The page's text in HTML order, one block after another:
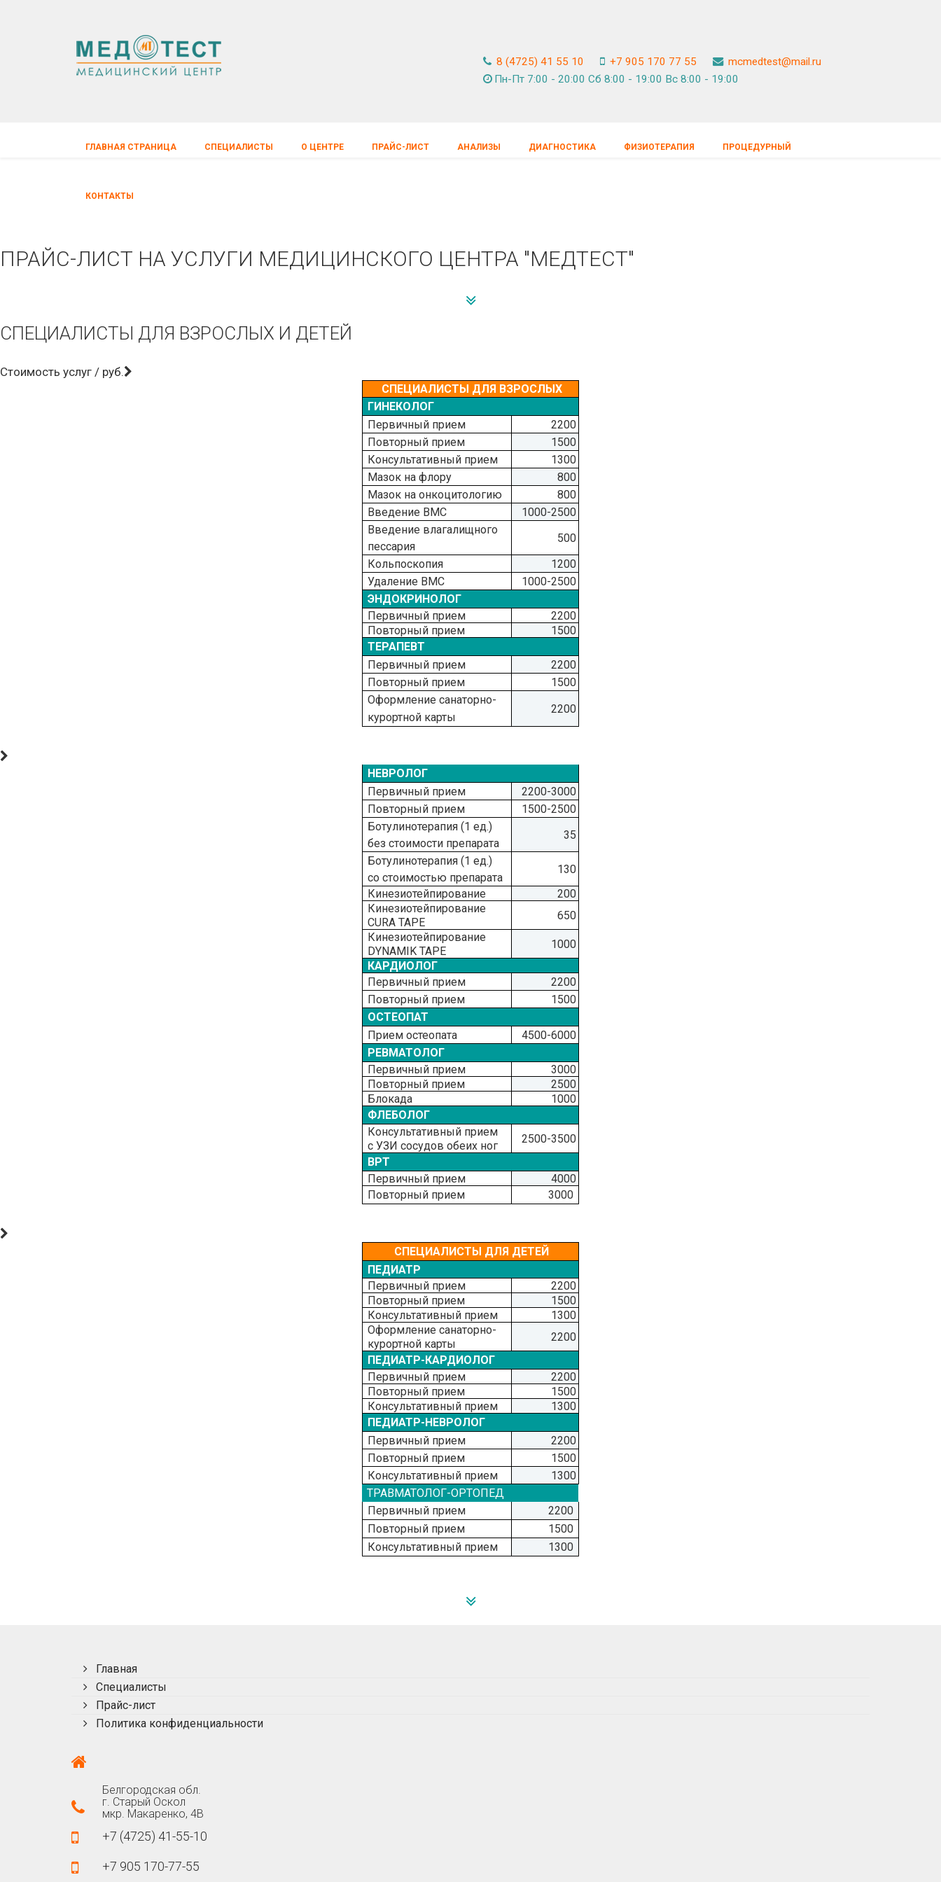
8 (4725) 41 55 10 +7 905 170 77 55
mcmedtest@mail.ru
Пн-Пт 7:00 - 20:00 Cб 8:00 - 19:00 Вс 8:00 - 19:00
ГЛАВНАЯ СТРАНИЦА СПЕЦИАЛИСТЫ О ЦЕНТРЕ ПРАЙС-ЛИСТ АНАЛИЗЫ ДИАГНОСТИКА ФИЗИОТЕРАПИЯ ПРОЦЕДУРНЫЙ
КОНТАКТЫ
ПРАЙС-ЛИСТ НА УСЛУГИ МЕДИЦИНСКОГО ЦЕНТРА "МЕДТЕСТ"
СПЕЦИАЛИСТЫ ДЛЯ ВЗРОСЛЫХ И ДЕТЕЙ
Cтоимость услуг / руб.
СПЕЦИАЛИСТЫ ДЛЯ ВЗРОСЛЫХ
ГИНЕКОЛОГ
Первичный прием
2200
Повторный прием
1500
Консультативный прием
1300
Мазок на флору
800
Мазок на онкоцитологию
800
Введение ВМС
1000-2500
Введение влагалищного
пессария
500
Кольпоскопия
1200
Удаление ВМС
1000-2500
ЭНДОКРИНОЛОГ
Первичный прием
2200
Повторный прием
1500
ТЕРАПЕВТ
Первичный прием
2200
Повторный прием
1500
Оформление санаторно-
курортной карты
2200
НЕВРОЛОГ
Первичный прием
2200-3000
Повторный прием
1500-2500
Ботулинотерапия (1 ед.)
без стоимости препарата
35
Ботулинотерапия (1 ед.)
со стоимостью препарата
130
Кинезиотейпирование
200
Кинезиотейпирование
CURA TAPE
650
Кинезиотейпирование
DYNAMIK TAPE
1000
КАРДИОЛОГ
Первичный прием
2200
Повторный прием
1500
ОСТЕОПАТ
Прием остеопата
4500-6000
РЕВМАТОЛОГ
Первичный прием
3000
Повторный прием
2500
Блокада
1000
ФЛЕБОЛОГ
Консультативный прием
с УЗИ сосудов обеих ног
2500-3500
ВРТ
Первичный прием
4000
Повторный прием
3000
СПЕЦИАЛИСТЫ ДЛЯ ДЕТЕЙ
ПЕДИАТР
Первичный прием
2200
Повторный прием
1500
Консультативный прием
1300
Оформление санаторно-
курортной карты
2200
ПЕДИАТР-КАРДИОЛОГ
Первичный прием
2200
Повторный прием
1500
Консультативный прием
1300
ПЕДИАТР-НЕВРОЛОГ
Первичный прием
2200
Повторный прием
1500
Консультативный прием
1300
ТРАВМАТОЛОГ-ОРТОПЕД
Первичный прием
2200
Повторный прием
1500
Консультативный прием
1300
Главная
Специалисты
Прайс-лист
Политика конфиденциальности
Белгородская обл.
г. Старый Оскол
мкр. Макаренко, 4В
+7 (4725) 41-55-10
+7 905 170-77-55